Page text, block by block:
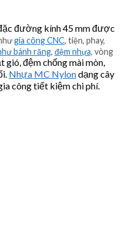
đường kính 45 mm được
gia công CNC, tiện, phay,
bánh răng, đệm nhựa, vòng
gió, đệm chống mài mòn,
Nhựa MC Nylondạng cây
công tiết kiệm chi phí.